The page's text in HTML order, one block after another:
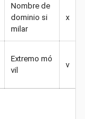
Nombre de
dominio si
milar
x
Extremo mó
vil
v